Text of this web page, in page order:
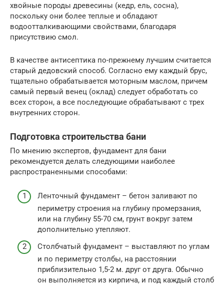
хвойные породы древесины (кедр, ель, сосна),
поскольку они более теплые и обладают
водоотталкивающими свойствами, благодаря
присутствию смол.
В качестве антисептика по-прежнему лучшим считается
старый дедовский способ. Согласно ему каждый брус,
тщательно обрабатывается моторным маслом, причем
самый первый венец (оклад) следует обработать со
всех сторон, а все последующие обрабатывают с трех
внутренних сторон.
Подготовка строительства бани
По мнению экспертов, фундамент для бани
рекомендуется делать следующими наиболее
распространенными способами:
Ленточный фундамент – бетон заливают по
периметру строения на глубину промерзания,
или на глубину 55-70 см, грунт вокруг затем
дополнительно утепляют.
Столбчатый фундамент – выставляют по углам
и по периметру столбы, на расстоянии
приблизительно 1,5-2 м. друг от друга. Обычно
он выполняется из кирпича, и под каждый столб